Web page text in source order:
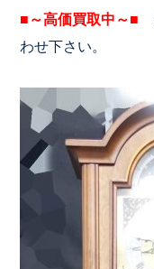
■～高価買取中～■
わせ下さい。